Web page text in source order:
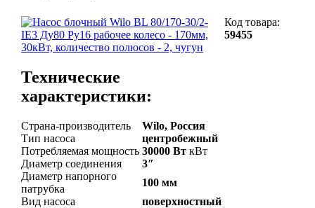
Технические
характеристики:
Страна-производитель
Wilo, Россия
Тип насоса
центробежный
Потребляемая мощность 30000 Вт кВт
Диаметр соединения
3″
Диаметр напорного
патрубка
100 мм
Вид насоса
поверхностный
Код товара:
59455